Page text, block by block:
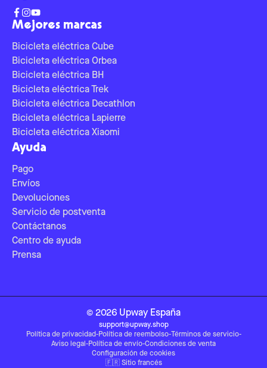
Mejores marcas
Bicicleta eléctrica Cube
Bicicleta eléctrica Orbea
Bicicleta eléctrica BH
Bicicleta eléctrica Trek
Bicicleta eléctrica Decathlon
Bicicleta eléctrica Lapierre
Bicicleta eléctrica Xiaomi
Ayuda
Pago
Envíos
Devoluciones
Servicio de postventa
Contáctanos
Centro de ayuda
Prensa
© 2026 Upway España
support@upway.shop
Política de privacidad-Política de reembolso-Términos de servicio-
Aviso legal -Política de envío-Condiciones de venta
Configuración de cookies
🇫🇷 Sitio francés